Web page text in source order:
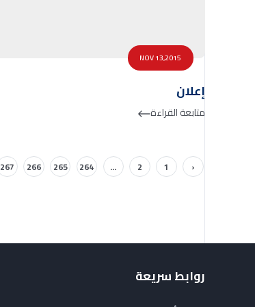
NOV 13,2015
إعلان
متابعة القراءة
‹
1
2
...
264
265
266
267
روابط سريعة